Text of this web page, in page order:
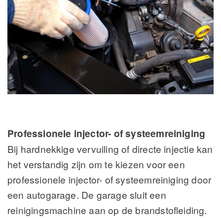
Professionele injector- of systeemreiniging
Bij hardnekkige vervuiling of directe injectie kan
het verstandig zijn om te kiezen voor een
professionele injector- of systeemreiniging door
een autogarage. De garage sluit een
reinigingsmachine aan op de brandstofleiding.